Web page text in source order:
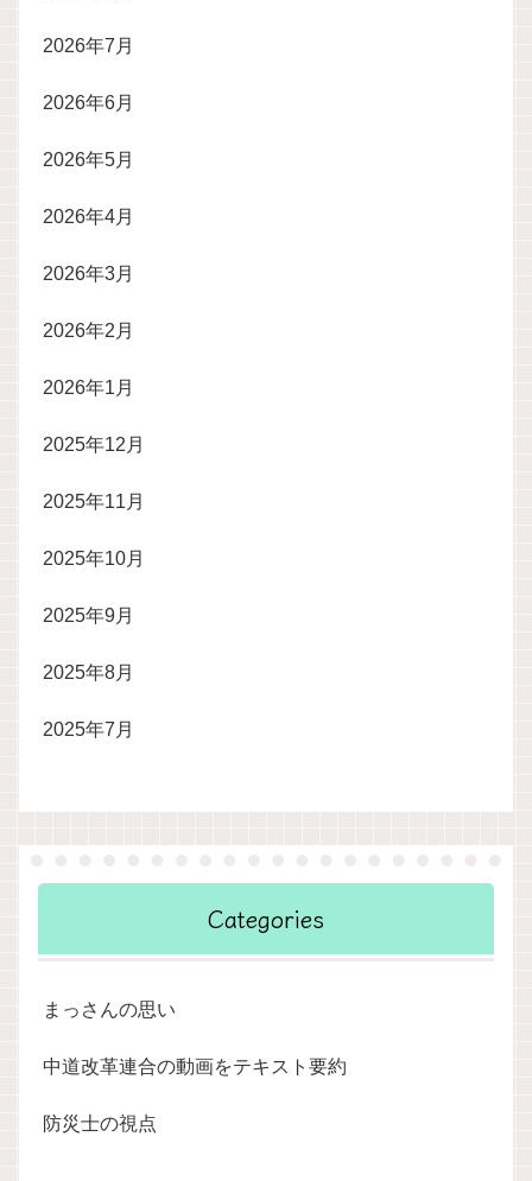
2026年7月
2026年6月
2026年5月
2026年4月
2026年3月
2026年2月
2026年1月
2025年12月
2025年11月
2025年10月
2025年9月
2025年8月
2025年7月
Categories
まっさんの思い
中道改革連合の動画をテキスト要約
防災士の視点